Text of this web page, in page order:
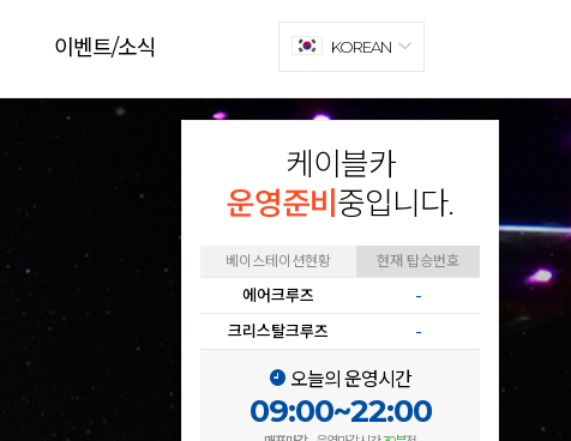
케이블카
운영준비 중입니다.
베이스테이션현황 현재 탑승번호
에어크루즈
-
크리스탈크루즈
-
오늘의 운영시간
09:00~22:00
이벤트/소식 KOREAN